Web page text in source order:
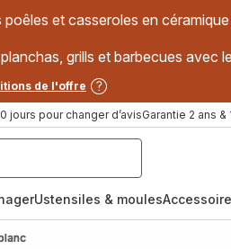
et casseroles en
grills et barbecues avec
de l'offre
jours pour changer d’avisGarantie 2 ans
Ustensiles & moules